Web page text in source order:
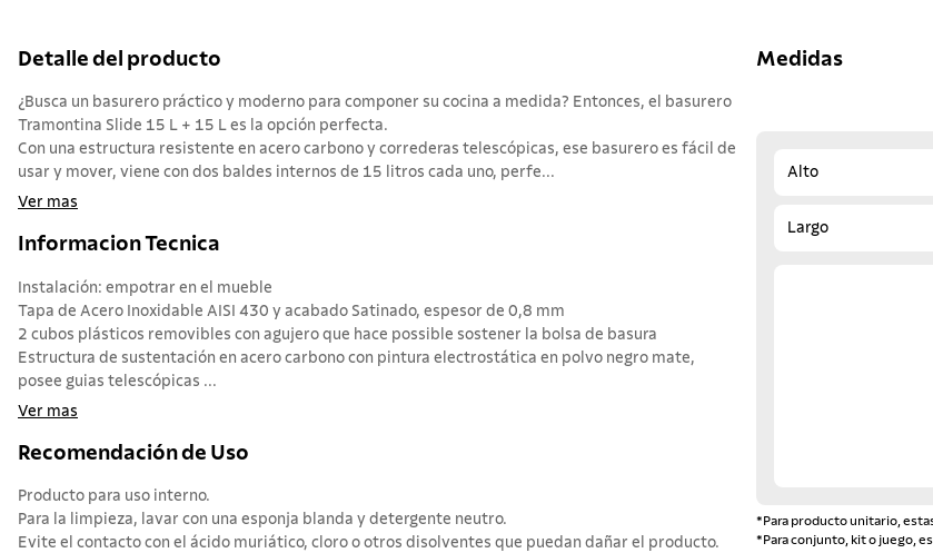
Detalle del producto
¿Busca un basurero práctico y moderno para componer su cocina a medida? Entonces, el basurero
Tramontina Slide 15 L + 15 L es la opción perfecta.
Con una estructura resistente en acero carbono y correderas telescópicas, ese basurero es fácil de
usar y mover, viene con dos baldes internos de 15 litros cada uno, perfe...
Ver mas
Informacion Tecnica
Instalación: empotrar en el mueble
Tapa de Acero Inoxidable AISI 430 y acabado Satinado, espesor de 0,8 mm
2 cubos plásticos removibles con agujero que hace possible sostener la bolsa de basura
Estructura de sustentación en acero carbono con pintura electrostática en polvo negro mate,
posee guias telescópicas ...
Ver mas
Recomendación de Uso
Producto para uso interno.
Para la limpieza, lavar con una esponja blanda y detergente neutro.
Evite el contacto con el ácido muriático, cloro o otros disolventes que puedan dañar el producto.
Medidas
Alto
Largo
*Para producto unitario,
*Para conjunto, kit o juego,